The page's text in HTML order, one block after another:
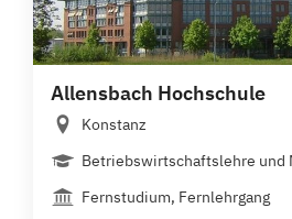
Allensbach Hochschule
Konstanz
Betriebswirtschaftslehre und
Fernstudium, Fernlehrgang